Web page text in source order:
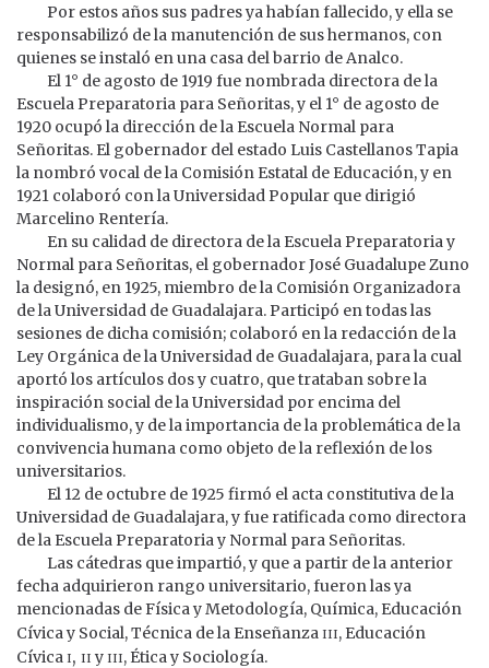
Por estos años sus padres ya habían fallecido, y ella se
responsabilizó de la manutención de sus hermanos, con
quienes se instaló en una casa del barrio de Analco.
El 1° de agosto de 1919 fue nombrada directora de la
Escuela Preparatoria para Señoritas, y el 1° de agosto de
1920 ocupó la dirección de la Escuela Normal para
Señoritas. El gobernador del estado Luis Castellanos Tapia
la nombró vocal de la Comisión Estatal de Educación, y en
1921 colaboró con la Universidad Popular que dirigió
Marcelino Rentería.
En su calidad de directora de la Escuela Preparatoria y
Normal para Señoritas, el gobernador José Guadalupe Zuno
la designó, en 1925, miembro de la Comisión Organizadora
de la Universidad de Guadalajara. Participó en todas las
sesiones de dicha comisión; colaboró en la redacción de la
Ley Orgánica de la Universidad de Guadalajara, para la cual
aportó los artículos dos y cuatro, que trataban sobre la
inspiración social de la Universidad por encima del
individualismo, y de la importancia de la problemática de la
convivencia humana como objeto de la reflexión de los
universitarios.
El 12 de octubre de 1925 firmó el acta constitutiva de la
Universidad de Guadalajara, y fue ratificada como directora
de la Escuela Preparatoria y Normal para Señoritas.
Las cátedras que impartió, y que a partir de la anterior
fecha adquirieron rango universitario, fueron las ya
mencionadas de Física y Metodología, Química, Educación
Cívica y Social, Técnica de la Enseñanzaiii, Educación
Cívicai, iiyiii, Ética y Sociología.